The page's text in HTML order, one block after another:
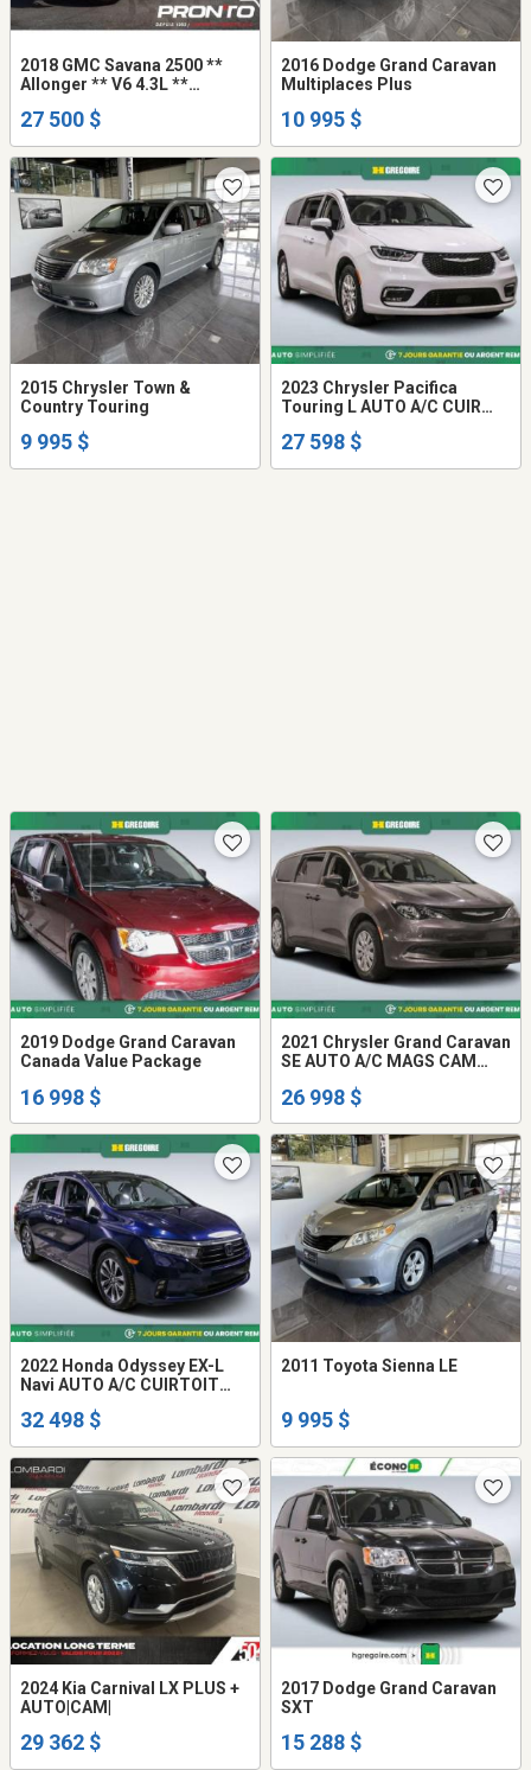
2018 GMC Savana 2500 **
Allonger ** V6 4.3L **
27 500 $
2016 Dodge Grand Caravan
Multiplaces Plus
10 995 $
2015 Chrysler Town &
Country Touring
9 995 $
2023 Chrysler Pacifica
Touring L AUTO A/C CUIR
BLUETOOTH
27 598 $
2019 Dodge Grand Caravan
Canada Value Package
16 998 $
2021 Chrysler Grand Caravan
SE AUTO A/C MAGS CAM
26 998 $
2022 Honda Odyssey EX-L
Navi AUTO A/C CUIRTOIT
32 498 $
2011 Toyota Sienna LE
9 995 $
2024 Kia Carnival LX PLUS +
AUTO|CAM|
29 362 $
2017 Dodge Grand Caravan
SXT
15 288 $